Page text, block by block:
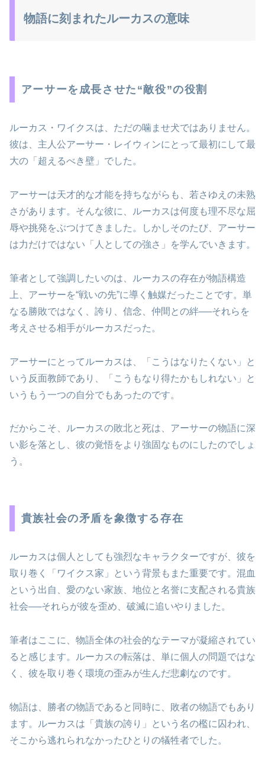
物語に刻まれたルーカスの意味
アーサーを成長させた“敵役”の役割
ルーカス・ワイクスは、ただの噛ませ犬ではありません。
彼は、主人公アーサー・レイウィンにとって最初にして最
大の「超えるべき壁」でした。
アーサーは天才的な才能を持ちながらも、若さゆえの未熟
さがあります。そんな彼に、ルーカスは何度も理不尽な屈
辱や挑発をぶつけてきました。しかしそのたび、アーサー
は力だけではない「人としての強さ」を学んでいきます。
筆者として強調したいのは、ルーカスの存在が物語構造
上、アーサーを“戦いの先”に導く触媒だったことです。単
なる勝敗ではなく、誇り、信念、仲間との絆──それらを
考えさせる相手がルーカスだった。
アーサーにとってルーカスは、「こうはなりたくない」と
いう反面教師であり、「こうもなり得たかもしれない」と
いうもう一つの自分でもあったのです。
だからこそ、ルーカスの敗北と死は、アーサーの物語に深
い影を落とし、彼の覚悟をより強固なものにしたのでしょ
う。
貴族社会の矛盾を象徴する存在
ルーカスは個人としても強烈なキャラクターですが、彼を
取り巻く「ワイクス家」という背景もまた重要です。混血
という出自、愛のない家族、地位と名誉に支配される貴族
社会──それらが彼を歪め、破滅に追いやりました。
筆者はここに、物語全体の社会的なテーマが凝縮されてい
ると感じます。ルーカスの転落は、単に個人の問題ではな
く、彼を取り巻く環境の歪みが生んだ悲劇なのです。
物語は、勝者の物語であると同時に、敗者の物語でもあり
ます。ルーカスは「貴族の誇り」という名の檻に囚われ、
そこから逃れられなかったひとりの犠牲者でした。